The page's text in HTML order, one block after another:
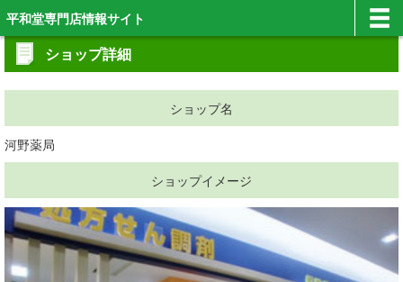
平和堂専門店情報サイト
ショップ詳細
ショップ名
河野薬局
ショップイメージ